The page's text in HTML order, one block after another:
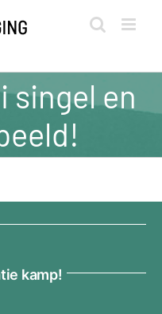
singel en
kamp!